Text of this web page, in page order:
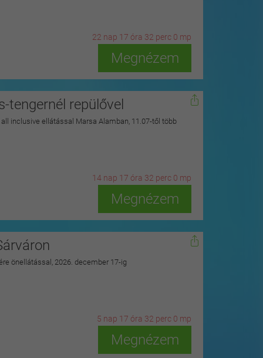
22n ap17ó ra31p erc58 mp
Megnézem
tengernél repülővel
inclusive ellátással Marsa Alamban, 11.07-től több
14n ap17ó ra31p erc58 mp
Megnézem
önellátással, 2026. december 17-ig
5n ap17ó ra31p erc58 mp
Megnézem